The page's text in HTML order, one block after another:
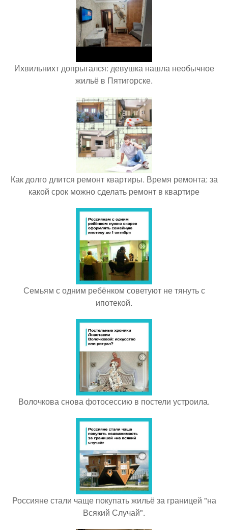
Ихвильнихт допрыгался: девушка нашла необычное
жильё в Пятигорске.
Как долго длится ремонт квартиры. Время ремонта: за
какой срок можно сделать ремонт в квартире
Семьям с одним ребёнком советуют не тянуть с
ипотекой.
Волочкова снова фотосессию в постели устроила.
Россияне стали чаще покупать жильё за границей "на
Всякий Случай".